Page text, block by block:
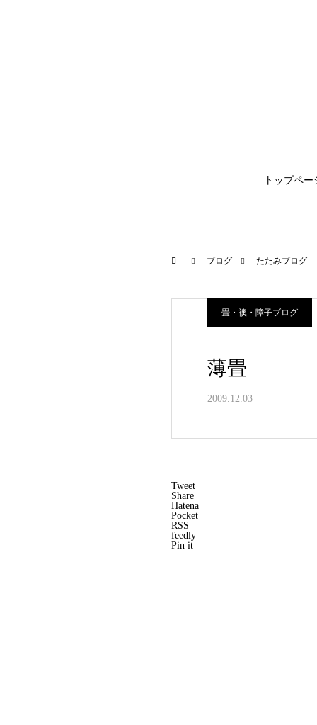
トップペー
ブログ たたみブログ
畳・襖・障子ブログ
薄畳
2009.12.03
Tweet
Share
Hatena
Pocket
RSS
feedly
Pin it